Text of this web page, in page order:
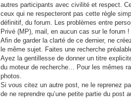
autres participants avec civilité et respect.
ceux qui ne respecteront pas cette règle
définitif, du forum. Les problèmes entre
Privé (MP), mail, en aucun cas sur le forum !
Afin de garder la clarté de ce dernier, ne
le même sujet. Faites une recherche
Ayez la gentillesse de donner un titre
du moteur de recherche… Pour les mêmes
photos.
Si vous citez un autre post, ne le reprenez
de ne reprendre qu’une petite partie du post